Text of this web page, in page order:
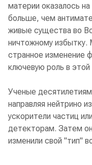
материи оказалось
больше, чем
живые существа во
ничтожному избытку.
странное изменение
ключевую роль в этой
Ученые
направляя нейтрино
ускорители частиц
детекторам. Затем
изменили свой "тип"